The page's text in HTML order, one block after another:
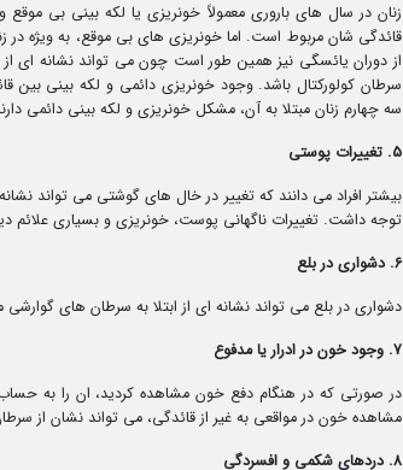
زنان در سال های باروری معمولاً خونریزی یا لکه بینی بی
قائدگی شان مربوط است. اما خونریزی های بی موقع، به ویژه در
از دوران یائسگی نیز همین طور است چون می تواند نشانه ای از
سرطان کولورکتال باشد. وجود خونریزی دائمی و لکه بینی
سه چهارم زنان مبتلا به آن، مشکل خونریزی و لکه بینی دائمی
5. تغییرات پوستی
بیشتر افراد می دانند که تغییر در خال های گوشتی می تواند
توجه داشت. تغییرات ناگهانی پوست، خونریزی و بسیاری علائم
6. دشواری در بلع
دشواری در بلع می تواند نشانه ای از ابتلا به سرطان های
7. وجود خون در ادرار یا مدفوع
در صورتی که در هنگام دفع خون مشاهده کردید، ان را به حساب
مشاهده خون در مواقعی به غیر از قائدگی، می تواند نشان از
8. دردهای شکمی و افسردگی